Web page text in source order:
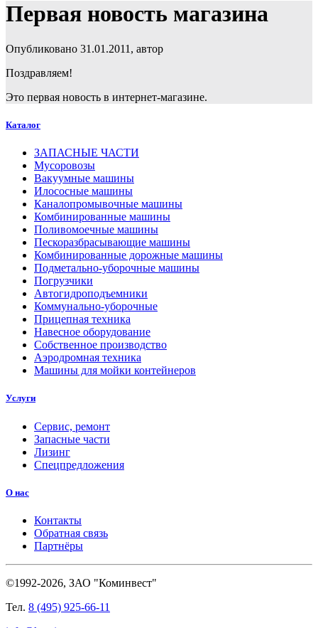
Первая новость магазина
Опубликовано 31.01.2011, автор
Поздравляем!
Это первая новость в интернет-магазине.
Каталог
ЗАПАСНЫЕ ЧАСТИ
Мусоровозы
Вакуумные машины
Илососные машины
Каналопромывочные машины
Комбинированные машины
Поливомоечные машины
Пескоразбрасывающие машины
Комбинированные дорожные машины
Подметально-уборочные машины
Погрузчики
Автогидроподъемники
Коммунально-уборочные
Прицепная техника
Навесное оборудование
Собственное производство
Аэродромная техника
Машины для мойки контейнеров
Услуги
Сервис, ремонт
Запасные части
Лизинг
Спецпредложения
О нас
Контакты
Обратная связь
Партнёры
©1992-2026, ЗАО "Коминвест"
Тел. 8 (495) 925-66-11